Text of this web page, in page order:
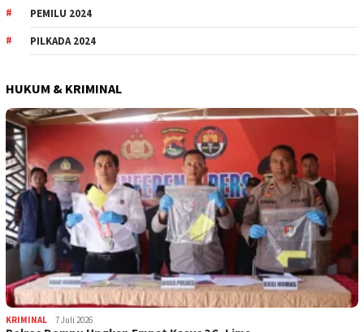
PEMILU 2024
PILKADA 2024
HUKUM & KRIMINAL
KRIMINAL 7 Juli 2026